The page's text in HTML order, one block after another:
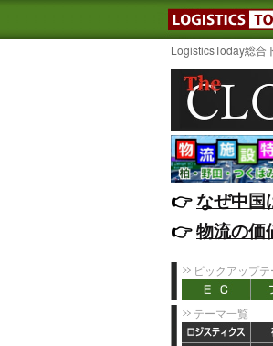
LogisticsToday総合
👉️なぜ中国
👉️物流の価
ピックアップテ
テーマ一覧